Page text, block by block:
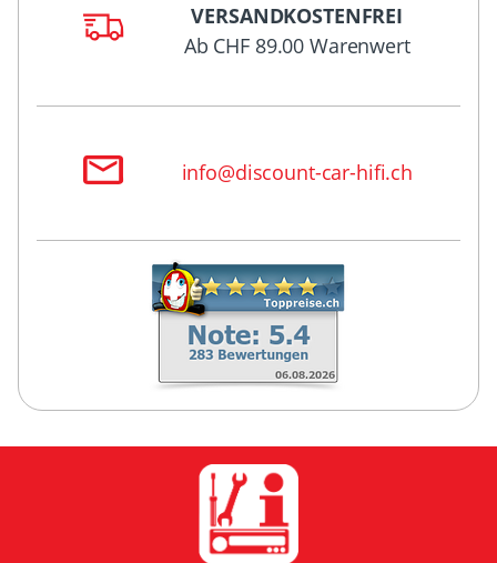
VERSANDKOSTENFREI
Ab CHF 89.00 Warenwert
info@discount-car-hifi.ch